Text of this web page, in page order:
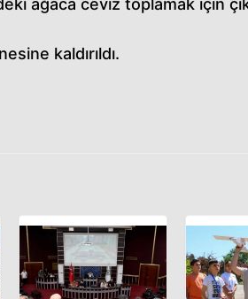
ağaca ceviz toplamak için
kaldırıldı.